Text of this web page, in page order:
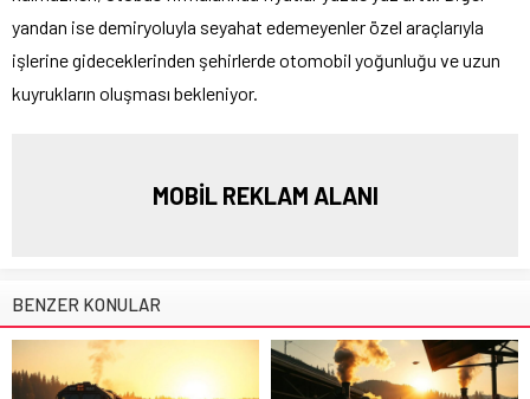
yandan ise demiryoluyla seyahat edemeyenler özel araçlarıyla
işlerine gideceklerinden şehirlerde otomobil yoğunluğu ve uzun
kuyrukların oluşması bekleniyor.
MOBİL REKLAM ALANI
BENZER KONULAR